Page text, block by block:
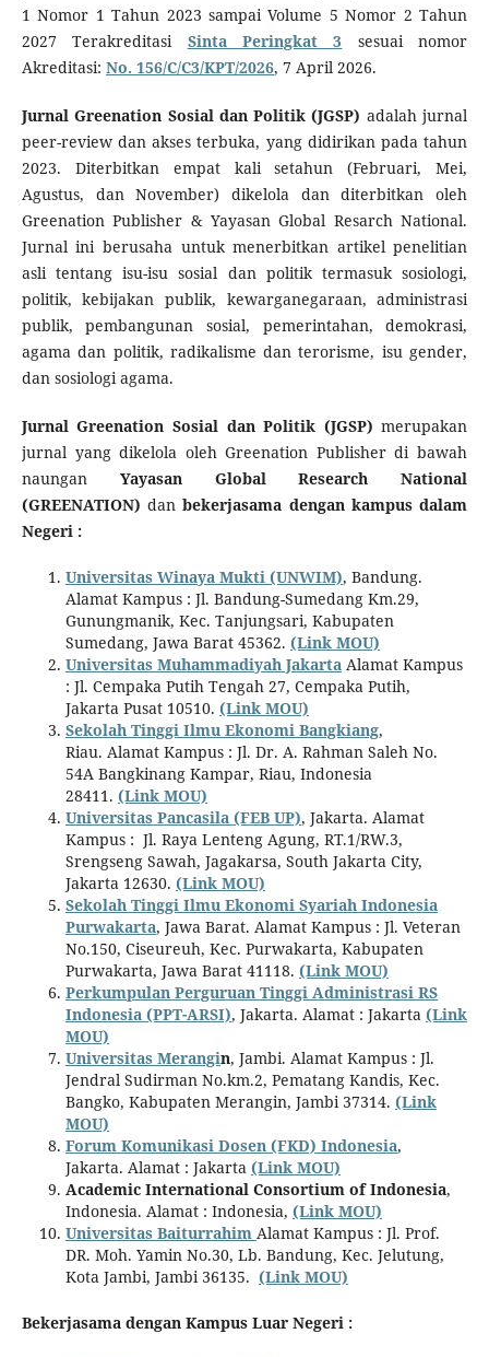
1 Nomor 1 Tahun 2023 sampai Volume 5 Nomor 2 Tahun
2027 Terakreditasi Sinta Peringkat 3 sesuai nomor
Akreditasi: No. 156/C/C3/KPT/2026, 7 April 2026.
Jurnal Greenation Sosial dan Politik (JGSP) adalah jurnal
peer-review dan akses terbuka, yang didirikan pada tahun
2023. Diterbitkan empat kali setahun (Februari, Mei,
Agustus, dan November) dikelola dan diterbitkan oleh
Greenation Publisher & Yayasan Global Resarch National.
Jurnal ini berusaha untuk menerbitkan artikel penelitian
asli tentang isu-isu sosial dan politik termasuk sosiologi,
politik, kebijakan publik, kewarganegaraan, administrasi
publik, pembangunan sosial, pemerintahan, demokrasi,
agama dan politik, radikalisme dan terorisme, isu gender,
dan sosiologi agama.
Jurnal Greenation Sosial dan Politik (JGSP)merupakan
jurnal yang dikelola oleh Greenation Publisher di bawah
naungan Yayasan Global Research National
(GREENATION)danbekerjasama dengan kampus dalam
Negeri :
Universitas Winaya Mukti (UNWIM), Bandung.
Alamat Kampus : Jl. Bandung-Sumedang Km.29,
Gunungmanik, Kec. Tanjungsari, Kabupaten
Sumedang, Jawa Barat 45362. (Link MOU)
Universitas Muhammadiyah JakartaAlamat Kampus
: Jl. Cempaka Putih Tengah 27, Cempaka Putih,
Jakarta Pusat 10510. (Link MOU)
Sekolah Tinggi Ilmu Ekonomi Bangkiang,
Riau. Alamat Kampus : Jl. Dr. A. Rahman Saleh No.
54A Bangkinang Kampar, Riau, Indonesia
28411. (Link MOU)
Universitas Pancasila (FEB UP), Jakarta. Alamat
Kampus : Jl. Raya Lenteng Agung, RT.1/RW.3,
Srengseng Sawah, Jagakarsa, South Jakarta City,
Jakarta 12630. (Link MOU)
Sekolah Tinggi Ilmu Ekonomi Syariah Indonesia
Purwakarta, Jawa Barat. Alamat Kampus : Jl. Veteran
No.150, Ciseureuh, Kec. Purwakarta, Kabupaten
Purwakarta, Jawa Barat 41118. (Link MOU)
Perkumpulan Perguruan Tinggi Administrasi RS
Indonesia (PPT-ARSI), Jakarta. Alamat : Jakarta (Link
MOU)
Universitas Merangin, Jambi. Alamat Kampus : Jl.
Jendral Sudirman No.km.2, Pematang Kandis, Kec.
Bangko, Kabupaten Merangin, Jambi 37314. (Link
MOU)
Forum Komunikasi Dosen (FKD) Indonesia,
Jakarta. Alamat : Jakarta (Link MOU)
Academic International Consortium of Indonesia,
Indonesia. Alamat : Indonesia, (Link MOU)
Universitas Baiturrahim Alamat Kampus : Jl. Prof.
DR. Moh. Yamin No.30, Lb. Bandung, Kec. Jelutung,
Kota Jambi, Jambi 36135. (Link MOU)
Bekerjasama dengan Kampus Luar Negeri :